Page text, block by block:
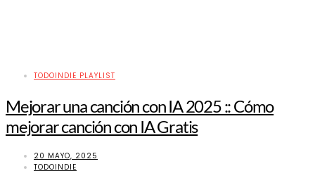
TODOINDIE PLAYLIST
Mejorar una canción con IA 2025 :: Cómo
mejorar canción con IA Gratis
20 MAYO, 2025
TODOINDIE